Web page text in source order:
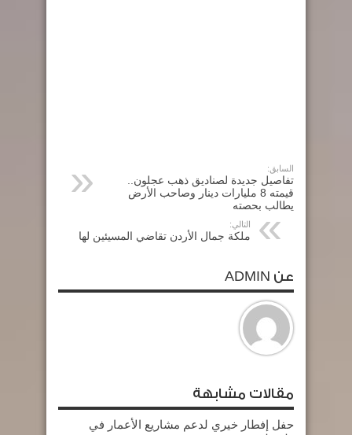
السابق:
تفاصيل جديدة لصناديق ذهب عجلون..
قيمته 8 مليارات دينار وصاحب الأرض
يطالب بحصته
التالي:
ملكة جمال الأردن تقاضي المسيئين لها
عن ADMIN
مقالات مشابهة
حفل إفطار خيري لدعم مشاريع الأعمار في